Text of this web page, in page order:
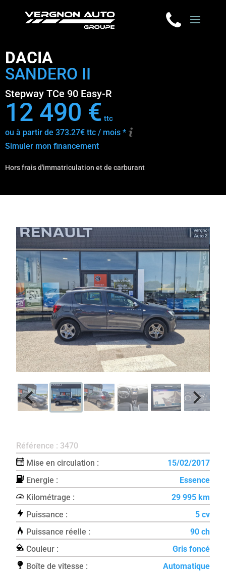
DACIA
SANDERO II
Stepway TCe 90 Easy-R
12 490 € ttc
ou à partir de 373.27€ ttc / mois *
Simuler mon financement
Hors frais d'immatriculation et de carburant
Référence : 3470
Mise en circulation :
15/02/2017
Energie :
Essence
Kilométrage :
29 995 km
Puissance :
5 cv
Puissance réelle :
90 ch
Couleur :
Gris foncé
Boîte de vitesse :
Automatique